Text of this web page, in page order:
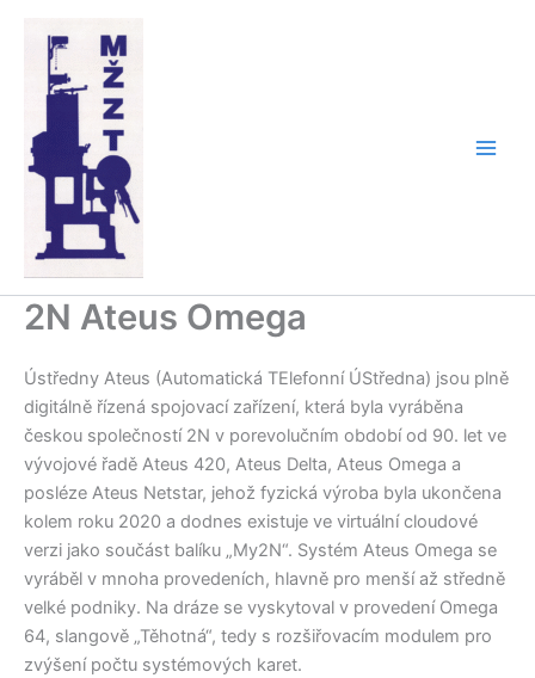
2N Ateus Omega
Ústředny Ateus (Automatická TElefonní ÚStředna) jsou plně
digitálně řízená spojovací zařízení, která byla vyráběna
českou společností 2N v porevolučním období od 90. let ve
vývojové řadě Ateus 420, Ateus Delta, Ateus Omega a
posléze Ateus Netstar, jehož fyzická výroba byla ukončena
kolem roku 2020 a dodnes existuje ve virtuální cloudové
verzi jako součást balíku „My2N“. Systém Ateus Omega se
vyráběl v mnoha provedeních, hlavně pro menší až středně
velké podniky. Na dráze se vyskytoval v provedení Omega
64, slangově „Těhotná“, tedy s rozšiřovacím modulem pro
zvýšení počtu systémových karet.